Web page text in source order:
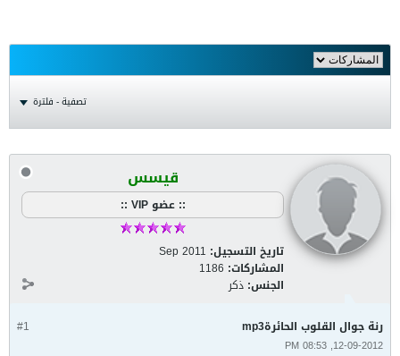
تصفية - فلترة
قيسس
:: عضو VIP ::
تاريخ التسجيل: Sep 2011
المشاركات: 1186
الجنس: ذكر
#1 رنة جوال القلوب الحائرةmp3
12-09-2012, 08:53 PM